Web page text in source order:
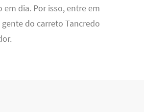
em dia. Por isso, entre em
do carreto Tancredo